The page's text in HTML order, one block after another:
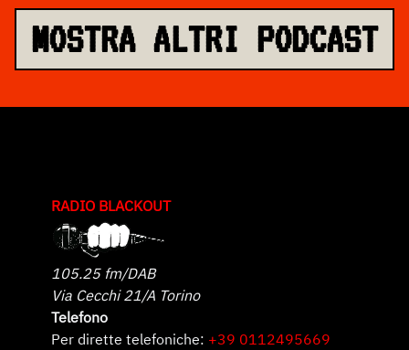
MOSTRA ALTRI PODCAST
RADIO BLACKOUT
105.25 fm/DAB
Via Cecchi 21/A Torino
Telefono
Per dirette telefoniche: +39 0112495669